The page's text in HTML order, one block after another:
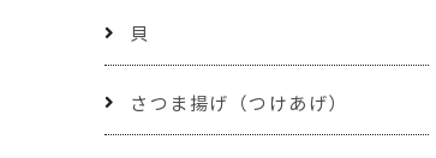
貝
さつま揚げ（つけあげ）